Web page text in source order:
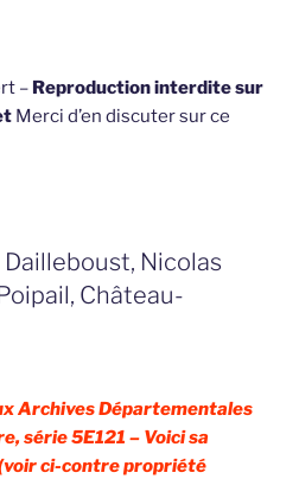
– Reproduction interdite sur
Merci d’en discuter sur ce
Nicolas
Château-
Archives Départementales
série 5E121 – Voici sa
ci-contre propriété